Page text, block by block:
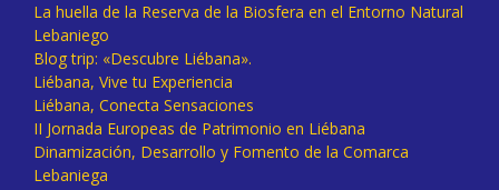
La huella de la Reserva de la Biosfera en el Entorno Natural
Lebaniego
Blog trip: «Descubre Liébana».
Liébana, Vive tu Experiencia
Liébana, Conecta Sensaciones
II Jornada Europeas de Patrimonio en Liébana
Dinamización, Desarrollo y Fomento de la Comarca
Lebaniega